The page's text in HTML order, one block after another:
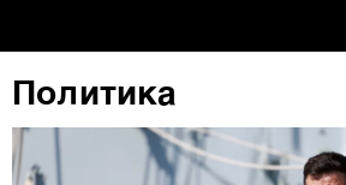
деталите“. Согласноста можете во
ја повлечете без негативни
Политика